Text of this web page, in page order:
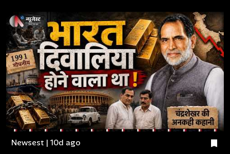
Newsest | 10d ago